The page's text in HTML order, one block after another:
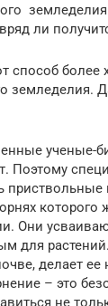
ли
способ более
земледелия.
ученые-
Поэтому
приствольные
которого
Они
для
делает ее
– это
не